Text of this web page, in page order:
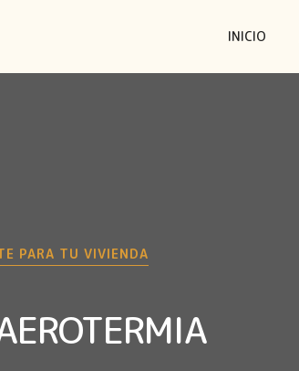
INICIO
PARA TU VIVIENDA